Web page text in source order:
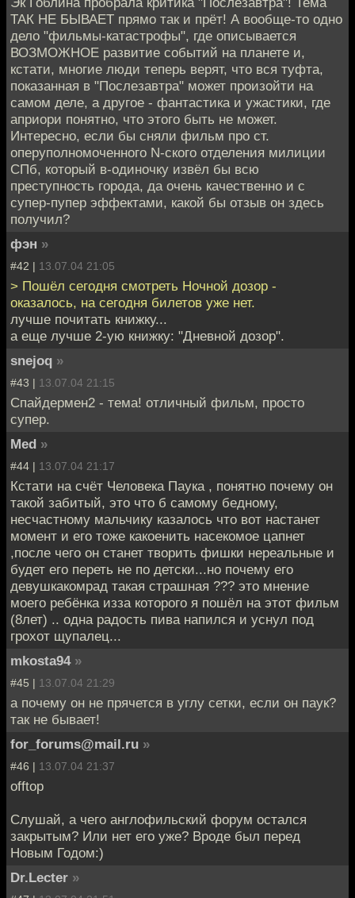
ТАК НЕ БЫВАЕТ прямо так и прёт! А вообще-то одно
дело "фильмы-катастрофы", где описывается
ВОЗМОЖНОЕ развитие событий на планете и,
кстати, многие люди теперь верят, что вся туфта,
показанная в "Послезавтра" может произойти на
самом деле, а другое - фантастика и ужастики, где
априори понятно, что этого быть не может.
Интересно, если бы сняли фильм про ст.
оперуполномоченного N-ского отделения милиции
СПб, который в-одиночку извёл бы всю
преступность города, да очень качественно и с
супер-пупер эффектами, какой бы отзыв он здесь
получил?
фэн »
#42 | 13.07.04 21:05
> Пошёл сегодня смотреть Ночной дозор -
оказалось, на сегодня билетов уже нет.
лучше почитать книжку...
а еще лучше 2-ую книжку: "Дневной дозор".
snejoq »
#43 | 13.07.04 21:15
Спайдермен2 - тема! отличный фильм, просто
супер.
Med »
#44 | 13.07.04 21:17
Кстати на счёт Человека Паука , понятно почему он
такой забитый, это что б самому бедному,
несчастному мальчику казалось что вот настанет
момент и его тоже какоенить насекомое цапнет
,после чего он станет творить фишки нереальные и
будет его переть не по детски...но почему его
девушкакомрад такая страшная ??? это мнение
моего ребёнка изза которого я пошёл на этот фильм
(8лет) .. одна радость пива напился и уснул под
грохот щупалец...
mkosta94 »
#45 | 13.07.04 21:29
а почему он не прячется в углу сетки, если он паук?
так не бывает!
for_forums@mail.ru »
#46 | 13.07.04 21:37
offtop
Слушай, а чего англофильский форум остался
закрытым? Или нет его уже? Вроде был перед
Новым Годом:)
Dr.Lecter »